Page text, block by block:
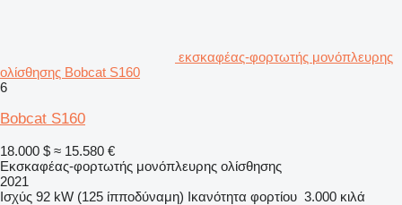
εκσκαφέας-φορτωτής μονόπλευρης
ολίσθησης Bobcat S160
6
Bobcat S160
18.000 $ ≈ 15.580 €
Εκσκαφέας-φορτωτής μονόπλευρης ολίσθησης
2021
Ισχύς 92 kW (125 ίπποδύναμη) Ικανότητα φορτίου 3.000 κιλά